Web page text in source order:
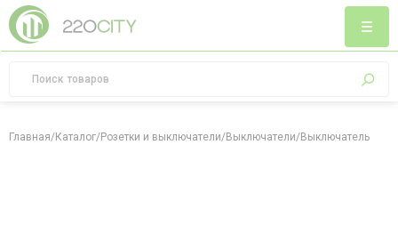
Главная/Каталог/Розетки и выключатели/Выключатели/Выключатель